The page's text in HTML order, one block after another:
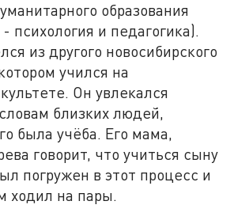
образования
психология и педагогика).
из другого новосибирского
учился на
Он увлекался
близких людей,
была учёба. Его мама,
говорит, что учиться сыну
погружен в этот процесс и
ходил на пары.